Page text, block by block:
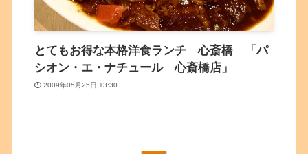
とてもお得な本格洋食ランチ 心斎橋 「パ
シオン・エ・ナチュール 心斎橋店」
2009年05月25日 13:30